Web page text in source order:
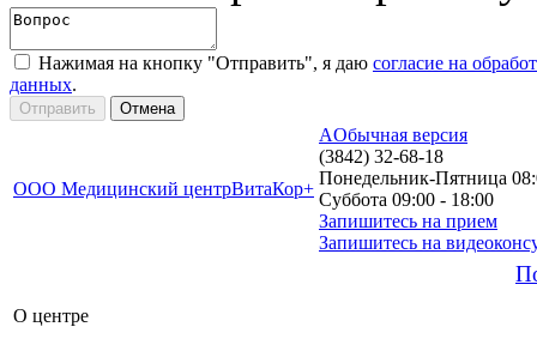
Нажимая на кнопку "Отправить", я даю согласие на
данных.
ООО Медицинский центрВитаКор+
AОбычная версия
(3842) 32-68-18
Понедельник-Пятница
Суббота 09:00 - 18:00
Запишитесь на прием
Запишитесь на
О центре